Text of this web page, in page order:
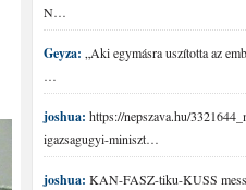
N…
Geyza: „Aki egymásra uszította az
…
joshua: https://nepszava.hu/
igazsagugyi-miniszt…
joshua: KAN-FASZ-tiku-KUSS